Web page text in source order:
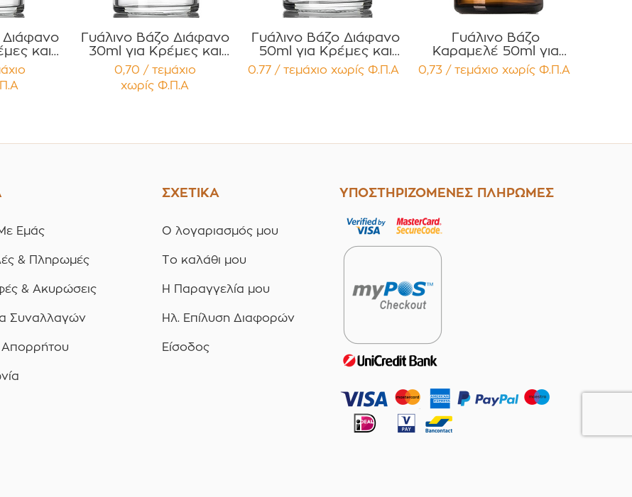
Διάφανο
και
Μαύρο
Γυάλινο Βάζο Διάφανο
30ml για Κρέμες και
Κηραλοιφές με Λευκό
Γυαλιστερό Καπάκι
Παρέμβυσμα PP Liner
0,70 / τεμάχιο
χωρίς Φ.Π.Α
Γυάλινο Βάζο Διάφανο
50ml για Κρέμες και
Κηραλοιφές με Μαύρο
Γυαλιστερό Καπάκι
0.77 / τεμάχιο χωρίς Φ.Π.Α
Γυάλινο Βάζο
Καραμελέ 50ml για
Κρέμες και Κηραλοιφές
με Μαύρο Γυαλιστερό
0,73 / τεμάχιο χωρίς Φ.Π.Α
Εμάς
& Πληρωμές
& Ακυρώσεις
Συναλλαγών
Απορρήτου
ΣΧΕΤΙΚΑ
Ο λογαριασμός μου
Το καλάθι μου
Η Παραγγελία μου
Ηλ. Επίλυση Διαφορών
Είσοδος
ΥΠΟΣΤΗΡΙΖΟΜΕΝΕΣ ΠΛΗΡΩΜΕΣ